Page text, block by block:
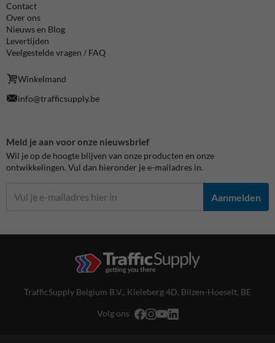
Contact
Over ons
Nieuws en Blog
Levertijden
Veelgestelde vragen / FAQ
Winkelmand
info@trafficsupply.be
Meld je aan voor onze nieuwsbrief
Wil je op de hoogte blijven van onze producten en onze
ontwikkelingen. Vul dan hieronder je e-mailadres in.
Aanmelden
TrafficSupply Belgium B.V., Kieleberg 4D, Bilzen-Hoeselt, BE
Volg ons